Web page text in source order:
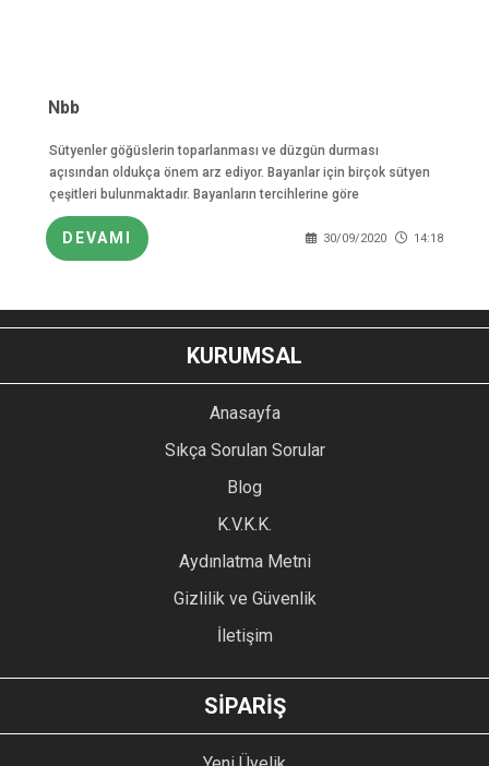
Nbb
Sütyenler göğüslerin toparlanması ve düzgün durması
açısından oldukça önem arz ediyor. Bayanlar için birçok sütyen
çeşitleri bulunmaktadır. Bayanların tercihlerine göre
DEVAMI 30/09/2020 14:18
KURUMSAL
Anasayfa
Sıkça Sorulan Sorular
Blog
K.V.K.K.
Aydınlatma Metni
Gizlilik ve Güvenlik
İletişim
SİPARİŞ